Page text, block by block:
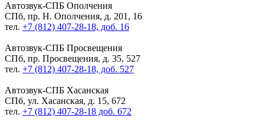
Автозвук-СПБ Ополчения
СПб, пр. Н. Ополчения, д. 201, 16
тел. +7 (812) 407-28-18, доб. 16
Автозвук-СПБ Просвещения
СПб, пр. Просвещения, д. 35, 527
тел. +7 (812) 407-28-18, доб. 527
Автозвук-СПБ Хасанская
СПб, ул. Хасанская, д. 15, 672
тел. +7 (812) 407-28-18 доб. 672